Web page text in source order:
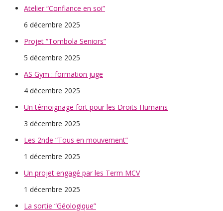
Atelier “Confiance en soi”
6 décembre 2025
Projet “Tombola Seniors”
5 décembre 2025
AS Gym : formation juge
4 décembre 2025
Un témoignage fort pour les Droits Humains
3 décembre 2025
Les 2nde “Tous en mouvement”
1 décembre 2025
Un projet engagé par les Term MCV
1 décembre 2025
La sortie “Géologique”